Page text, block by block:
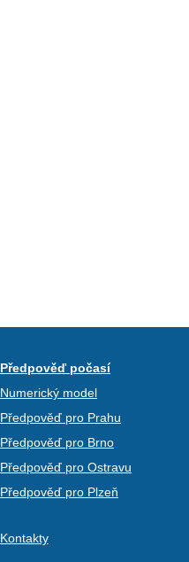
Předpověď počasí
Numerický model
Předpověď pro Prahu
Předpověď pro Brno
Předpověď pro Ostravu
Předpověď pro Plzeň
Kontakty